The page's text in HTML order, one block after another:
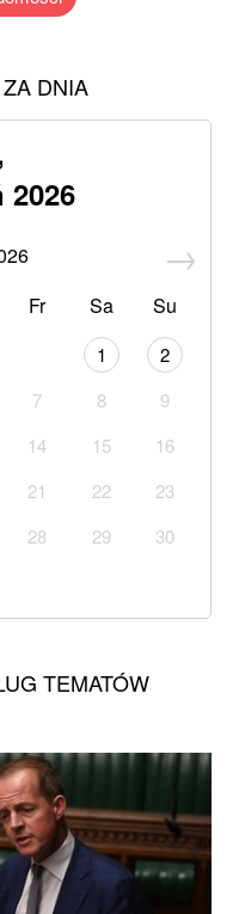
DNIA
2026
Fr Sa Su
1
2
7 8
9
14 15
16
21 22
23
28 29
30
TEMATÓW